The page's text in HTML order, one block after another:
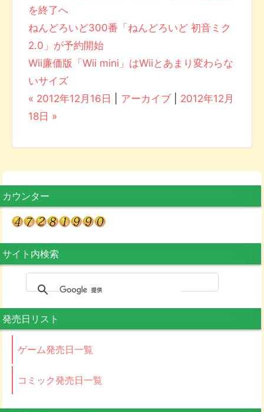
を終了へ
ねんどろいど300番「ねんどろいど 初音ミク
2.0」が予約開始
Wii廉価版「Wii mini」はWiiとあまり変わらな
いサイズ
« 2012年12月16日
アーカイブ
2012年12月
18日 »
カウンター
サイト内検索
発売日リスト
ゲーム発売日一覧
コミック発売日一覧